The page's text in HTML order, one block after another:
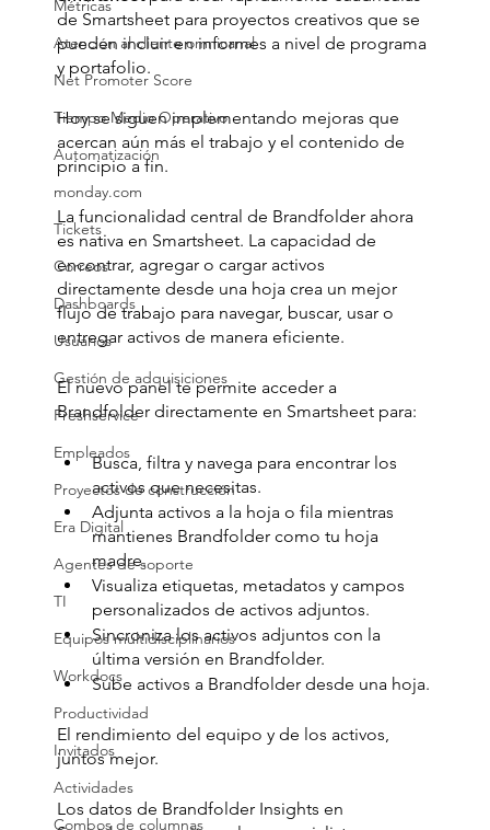
Métricas
Atención al cliente omnicanal
Net Promoter Score
Tiempo Medio Operativo
Automatización
monday.com
Tickets
Correos
Dashboards
Usuarios
Gestión de adquisiciones
Freshservice
Empleados
Proyectos de construcción
Era Digital
Agentes de soporte
TI
Equipos multidisciplinarios
Workdocs
Productividad
Invitados
Actividades
Combos de columnas
de Smartsheet para proyectos creativos que se
pueden incluir en informes a nivel de programa
y portafolio.
Hoy se siguen implementando mejoras que
acercan aún más el trabajo y el contenido de
principio a fin.
La funcionalidad central de Brandfolder ahora
es nativa en Smartsheet. La capacidad de
encontrar, agregar o cargar activos
directamente desde una hoja crea un mejor
flujo de trabajo para navegar, buscar, usar o
entregar activos de manera eficiente.
El nuevo panel te permite acceder a
Brandfolder directamente en Smartsheet para:
Busca, filtra y navega para encontrar los
activos que necesitas.
Adjunta activos a la hoja o fila mientras
mantienes Brandfolder como tu hoja
madre.
Visualiza etiquetas, metadatos y campos
personalizados de activos adjuntos.
Sincroniza los activos adjuntos con la
última versión en Brandfolder.
Sube activos a Brandfolder desde una hoja.
El rendimiento del equipo y de los activos,
juntos mejor.
Los datos de Brandfolder Insights en